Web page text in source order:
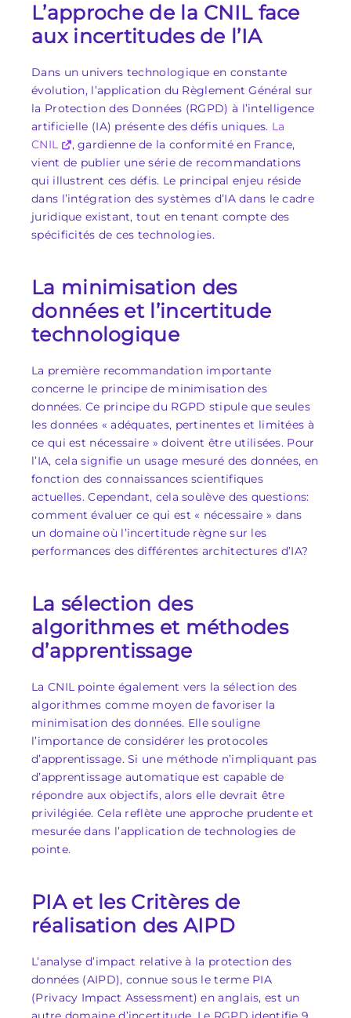
L’approche de la CNIL face
aux incertitudes de l’IA
Dans un univers technologique en constante
évolution, l’application du Règlement Général sur
la Protection des Données (RGPD) à l’intelligence
artificielle (IA) présente des défis uniques. La
CNIL
, gardienne de la conformité en France,
vient de publier une série de recommandations
qui illustrent ces défis. Le principal enjeu réside
dans l’intégration des systèmes d’IA dans le cadre
juridique existant, tout en tenant compte des
spécificités de ces technologies.
La minimisation des
données et l’incertitude
technologique
La première recommandation importante
concerne le principe de minimisation des
données. Ce principe du RGPD stipule que seules
les données « adéquates, pertinentes et limitées à
ce qui est nécessaire » doivent être utilisées. Pour
l’IA, cela signifie un usage mesuré des données, en
fonction des connaissances scientifiques
actuelles. Cependant, cela soulève des questions:
comment évaluer ce qui est « nécessaire » dans
un domaine où l’incertitude règne sur les
performances des différentes architectures d’IA?
La sélection des
algorithmes et méthodes
d’apprentissage
La CNIL pointe également vers la sélection des
algorithmes comme moyen de favoriser la
minimisation des données. Elle souligne
l’importance de considérer les protocoles
d’apprentissage. Si une méthode n’impliquant pas
d’apprentissage automatique est capable de
répondre aux objectifs, alors elle devrait être
privilégiée. Cela reflète une approche prudente et
mesurée dans l’application de technologies de
pointe.
PIA et les Critères de
réalisation des AIPD
L’analyse d’impact relative à la protection des
données (AIPD), connue sous le terme PIA
(Privacy Impact Assessment) en anglais, est un